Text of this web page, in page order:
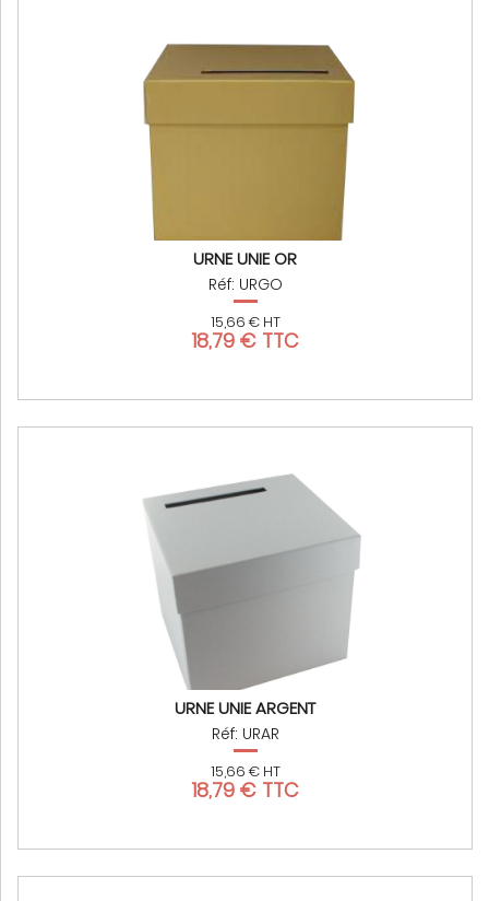
URNE UNIE OR
Réf: URGO
15,66 € HT
18,79 € TTC
URNE UNIE ARGENT
Réf: URAR
15,66 € HT
18,79 € TTC